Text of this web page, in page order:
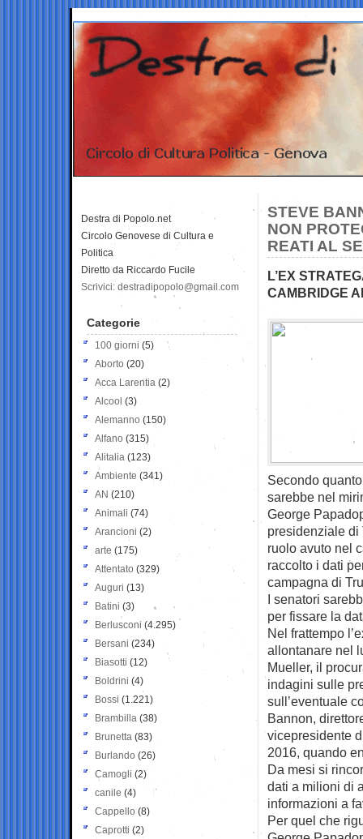
STEVE
NON
REATI AL
L’EX
CAMBRIDGE
Secondo
sarebbe nel
George
presidenziale di
ruolo avuto nel
raccolto i dati
campagna di
I senatori
per fissare la
Nel frattempo
allontanare nel
Mueller, il
indagini sulle
sull’eventuale
Bannon,
vicepresidente
2016, quando
Da mesi si
dati a milioni di
informazioni a
Per quel che
Destra di Popolo.net
Circolo Genovese di Cultura e
Politica
Diretto da Riccardo Fucile
Scrivici: destradipopolo@gmail.com
Categorie
100 giorni (5)
Aborto (20)
Acca Larentia (2)
Alcool (3)
Alemanno (150)
Alfano (315)
Alitalia (123)
Ambiente (341)
AN (210)
Animali (74)
Arancioni (2)
arte (175)
Attentato (329)
Auguri (13)
Batini (3)
Berlusconi (4.295)
Bersani (234)
Biasotti (12)
Boldrini (4)
Bossi (1.221)
Brambilla (38)
Brunetta (83)
Burlando (26)
Camogli (2)
canile (4)
Cappello (8)
Caprotti (2)